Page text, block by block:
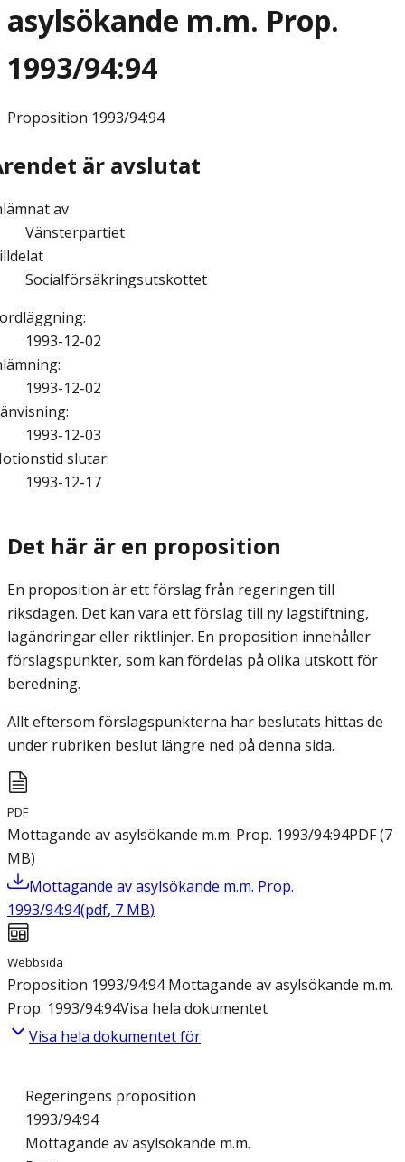
asylsökande m.m. Prop.
1993/94:94
Proposition 1993/94:94
är avslutat
av
Vänsterpartiet
Socialförsäkringsutskottet
:
1993-12-02
:
1993-12-02
:
1993-12-03
slutar:
1993-12-17
Det här är en proposition
En proposition är ett förslag från regeringen till
riksdagen. Det kan vara ett förslag till ny lagstiftning,
lagändringar eller riktlinjer. En proposition innehåller
förslagspunkter, som kan fördelas på olika utskott för
beredning.
Allt eftersom förslagspunkterna har beslutats hittas de
under rubriken beslut längre ned på denna sida.
PDF
Mottagande av asylsökande m.m. Prop. 1993/94:94PDF(7
MB)
Mottagande av asylsökande m.m. Prop.
1993/94:94(pdf, 7 MB)
Webbsida
Proposition 1993/94:94 Mottagande av asylsökande m.m.
Prop. 1993/94:94Visa hela dokumentet
Visa hela dokumentet för
Regeringens proposition
1993/94:94
Mottagande av asylsökande m.m.